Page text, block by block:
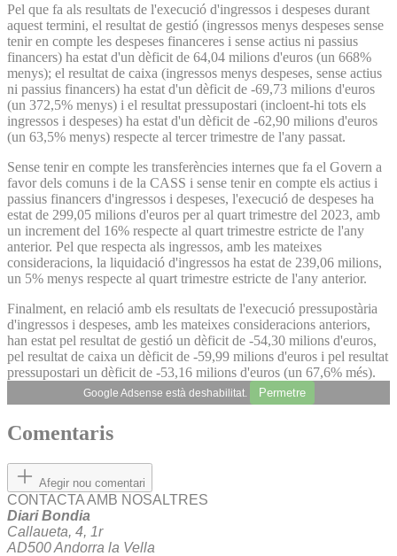
Pel que fa als resultats de l'execució d'ingressos i despeses durant
aquest termini, el resultat de gestió (ingressos menys despeses sense
tenir en compte les despeses financeres i sense actius ni passius
financers) ha estat d'un dèficit de 64,04 milions d'euros (un 668%
menys); el resultat de caixa (ingressos menys despeses, sense actius
ni passius financers) ha estat d'un dèficit de -69,73 milions d'euros
(un 372,5% menys) i el resultat pressupostari (incloent-hi tots els
ingressos i despeses) ha estat d'un dèficit de -62,90 milions d'euros
(un 63,5% menys) respecte al tercer trimestre de l'any passat.
Sense tenir en compte les transferències internes que fa el Govern a
favor dels comuns i de la CASS i sense tenir en compte els actius i
passius financers d'ingressos i despeses, l'execució de despeses ha
estat de 299,05 milions d'euros per al quart trimestre del 2023, amb
un increment del 16% respecte al quart trimestre estricte de l'any
anterior. Pel que respecta als ingressos, amb les mateixes
consideracions, la liquidació d'ingressos ha estat de 239,06 milions,
un 5% menys respecte al quart trimestre estricte de l'any anterior.
Finalment, en relació amb els resultats de l'execució pressupostària
d'ingressos i despeses, amb les mateixes consideracions anteriors,
han estat pel resultat de gestió un dèficit de -54,30 milions d'euros,
pel resultat de caixa un dèficit de -59,99 milions d'euros i pel resultat
pressupostari un dèficit de -53,16 milions d'euros (un 67,6% més).
Google Adsense està deshabilitat. Permetre
Comentaris
Afegir nou comentari
CONTACTA AMB NOSALTRES
Diari Bondia
Callaueta, 4, 1r
AD500 Andorra la Vella